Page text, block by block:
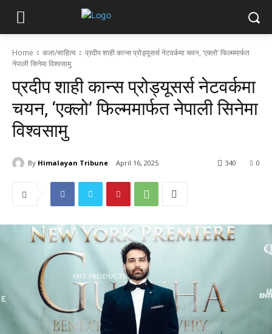
Home कला/साहित्य
प्रदीप शाही कान्स प्रोड्यूसर्स नेटवर्कमा चयन, ‘एक्लो’ फिल्ममार्फत
नेपाली सिनेमा विश्वसामु
प्रदीप शाही कान्स प्रोड्यूसर्स नेटवर्कमा
चयन, ‘एक्लो’ फिल्ममार्फत नेपाली सिनेमा
विश्वसामु
By Himalayan Tribune April 16, 2025 0
340